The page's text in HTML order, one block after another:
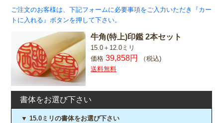
ご注文のお客様は、下記フォームに必要事項をご入力いただき『カー
トに入れる』ボタンを押して下さい。
牛角(特上)印鑑 2本セット
15.0＋12.0ミリ
価格39,858円
（税込)
送料無料
書体をお選び下さい
▼ 15.0ミリの書体をお選び下さい